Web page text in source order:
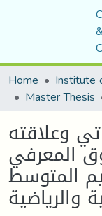
&
Home
Master Thesis
وعلاقته
المعرفي
المتوسط
والرياضية